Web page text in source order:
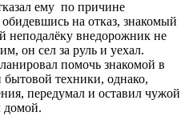
ему по причине
обидевшись на отказ, знакомый
неподалёку внедорожник не
он сел за руль и уехал.
помочь знакомой в
бытовой техники, однако,
передумал и оставил чужой
домой.